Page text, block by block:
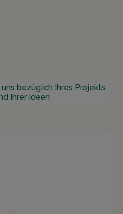
bezüglich Ihres Projekts
Ihrer Ideen